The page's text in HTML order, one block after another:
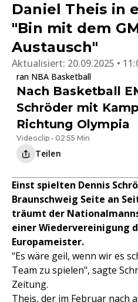
Daniel Theis in
"Bin mit dem
Austausch"
Aktualisiert: 20.09.2025 •
ran NBA Basketball
Nach Basketball
Schröder mit
Richtung Olympia
Videoclip • 02:55 Min
Teilen
Einst spielten Dennis
Braunschweig Seite an
träumt der
einer Wiedervereinigung
Europameister.
"Es wäre geil, wenn wir es
Team zu spielen", sagte
Zeitung.
Theis, der im Februar nach